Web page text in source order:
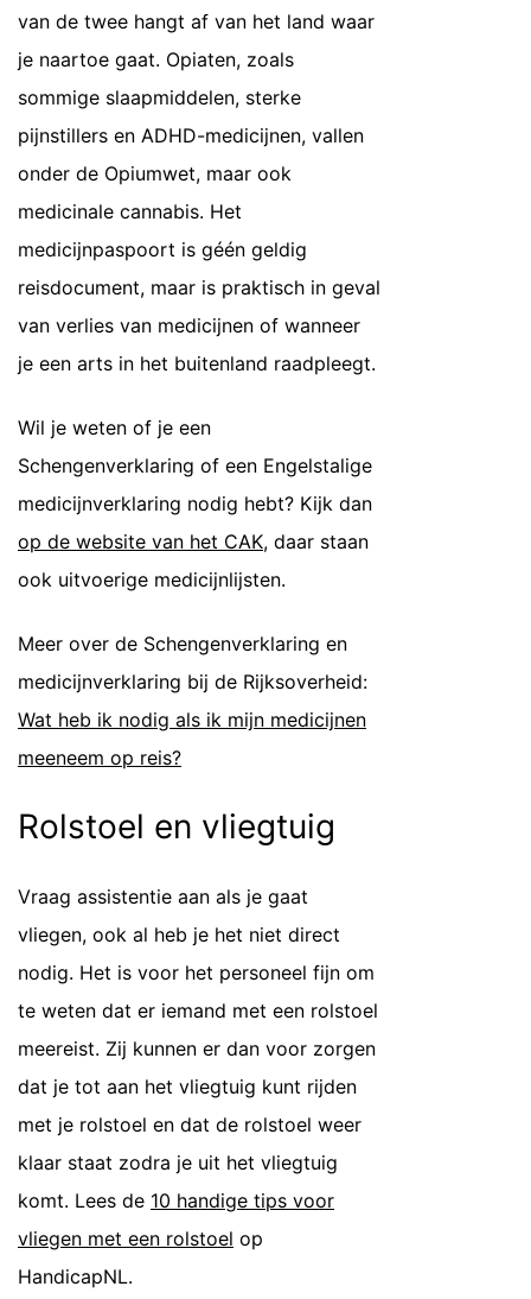
van de twee hangt af van het land waar
je naartoe gaat. Opiaten, zoals
sommige slaapmiddelen, sterke
pijnstillers en ADHD-medicijnen, vallen
onder de Opiumwet, maar ook
medicinale cannabis. Het
medicijnpaspoort is géén geldig
reisdocument, maar is praktisch in geval
van verlies van medicijnen of wanneer
je een arts in het buitenland raadpleegt.
Wil je weten of je een
Schengenverklaring of een Engelstalige
medicijnverklaring nodig hebt? Kijk dan
op de website van het CAK, daar staan
ook uitvoerige medicijnlijsten.
Meer over de Schengenverklaring en
medicijnverklaring bij de Rijksoverheid:
Wat heb ik nodig als ik mijn medicijnen
meeneem op reis?
Rolstoel en vliegtuig
Vraag assistentie aan als je gaat
vliegen, ook al heb je het niet direct
nodig. Het is voor het personeel fijn om
te weten dat er iemand met een rolstoel
meereist. Zij kunnen er dan voor zorgen
dat je tot aan het vliegtuig kunt rijden
met je rolstoel en dat de rolstoel weer
klaar staat zodra je uit het vliegtuig
komt. Lees de 10 handige tips voor
vliegen met een rolstoel op
HandicapNL.